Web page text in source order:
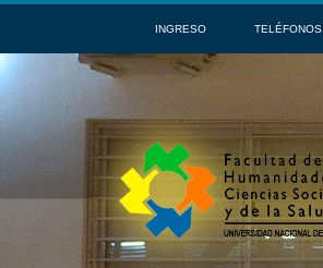
INGRESO TELÉFONOS